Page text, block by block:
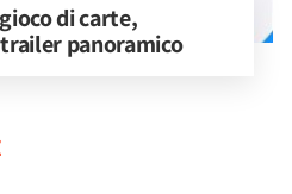
di carte,
panoramico